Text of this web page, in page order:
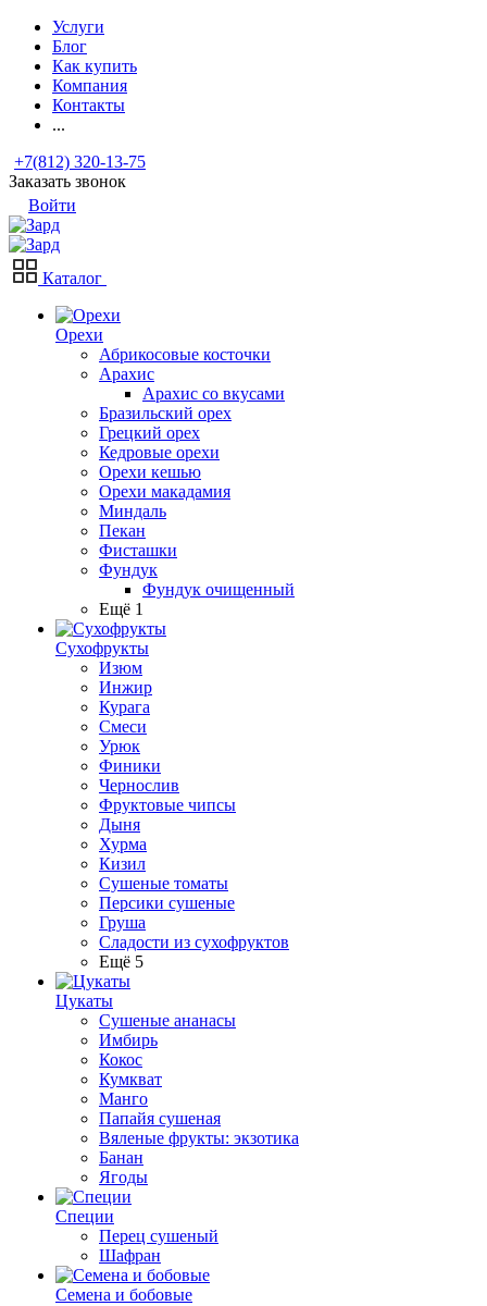
Услуги
Блог
Как купить
Компания
Контакты
...
+7(812) 320-13-75
Заказать звонок
Войти
Каталог
Орехи
Абрикосовые косточки
Арахис
Арахис со вкусами
Бразильский орех
Грецкий орех
Кедровые орехи
Орехи кешью
Орехи макадамия
Миндаль
Пекан
Фисташки
Фундук
Фундук очищенный
Ещё 1
Сухофрукты
Изюм
Инжир
Курага
Смеси
Урюк
Финики
Чернослив
Фруктовые чипсы
Дыня
Хурма
Кизил
Сушеные томаты
Персики сушеные
Груша
Сладости из сухофруктов
Ещё 5
Цукаты
Cушеные ананасы
Имбирь
Кокос
Кумкват
Манго
Папайя сушеная
Вяленые фрукты: экзотика
Банан
Ягоды
Специи
Перец сушеный
Шафран
Семена и бобовые